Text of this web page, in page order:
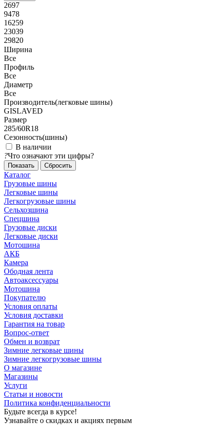
2697
9478
16259
23039
29820
Ширина
Все
Профиль
Все
Диаметр
Все
Производитель(легковые шины)
GISLAVED
Размер
285/60R18
Сезонность(шины)
В наличии
?Что означают эти цифры?
Сбросить
Каталог
Грузовые шины
Легковые шины
Легкогрузовые шины
Сельхозшина
Спецшина
Грузовые диски
Легковые диски
Мотошина
АКБ
Камера
Ободная лента
Автоаксессуары
Мотошина
Покупателю
Условия оплаты
Условия доставки
Гарантия на товар
Вопрос-ответ
Обмен и возврат
Зимние легковые шины
Зимние легкогрузовые шины
О магазине
Магазины
Услуги
Статьи и новости
Политика конфиденциальности
Будьте всегда в курсе!
Узнавайте о скидках и акциях первым